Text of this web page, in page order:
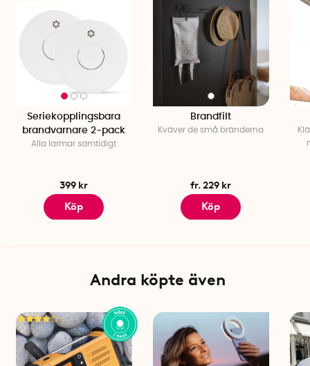
Seriekopplingsbara
brandvarnare 2-pack
Alla larmar samtidigt
399 kr
Köp
Brandfilt
Kväver de små bränderna
fr. 229 kr
Köp
Andra köpte även